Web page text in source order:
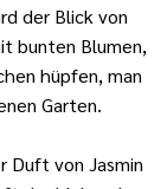
der Blick von
bunten Blumen,
hüpfen, man
Garten.
Duft von Jasmin